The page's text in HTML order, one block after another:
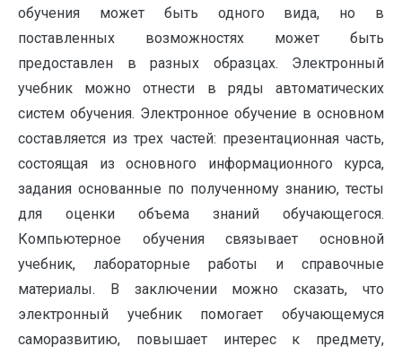
обучения может быть одного вида, но в
поставленных возможностях может быть
предоставлен в разных образцах. Электронный
учебник можно отнести в ряды автоматических
систем обучения. Электронное обучение в основном
составляется из трех частей: презентационная часть,
состоящая из основного информационного курса,
задания основанные по полученному знанию, тесты
для оценки объема знаний обучающегося.
Компьютерное обучения связывает основной
учебник, лабораторные работы и справочные
материалы. В заключении можно сказать, что
электронный учебник помогает обучающемуся
саморазвитию, повышает интерес к предмету,